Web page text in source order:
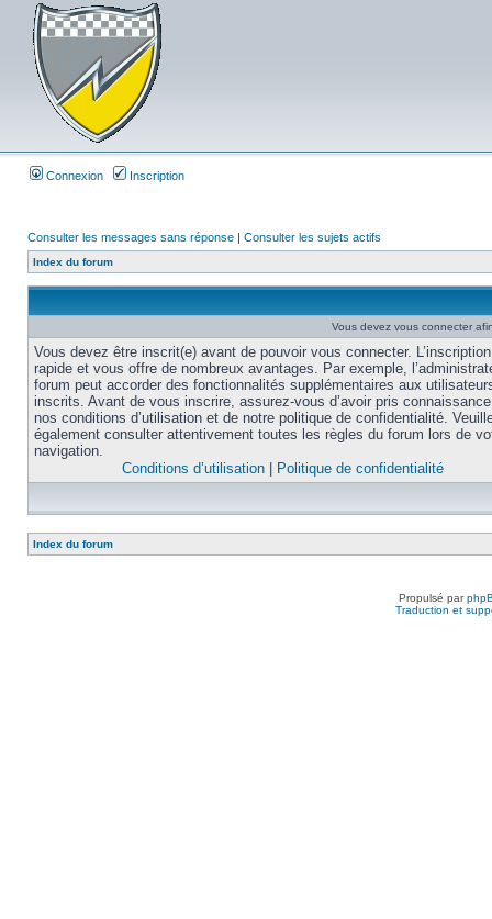
Connexion Inscription
Consulter les messages sans réponse | Consulter les sujets actifs
Index du forum
Vous devez vous connecter
Vous devez être inscrit(e) avant de pouvoir vous connecter.
rapide et vous offre de nombreux avantages. Par exemple,
forum peut accorder des fonctionnalités supplémentaires aux
inscrits. Avant de vous inscrire, assurez-vous d’avoir pris
nos conditions d’utilisation et de notre politique de confidentialité.
également consulter attentivement toutes les règles du forum lors de
navigation.
Conditions d’utilisation
Politique de confidentialité
Index du forum
Propulsé par
Traduction et